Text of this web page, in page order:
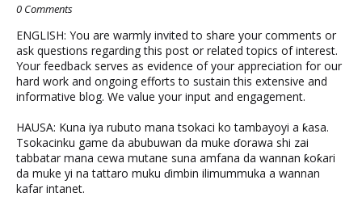
0 Comments
ENGLISH: You are warmly invited to share your comments or
ask questions regarding this post or related topics of interest.
Your feedback serves as evidence of your appreciation for our
hard work and ongoing efforts to sustain this extensive and
informative blog. We value your input and engagement.
HAUSA: Kuna iya rubuto mana tsokaci ko tambayoyi a ƙasa.
Tsokacinku game da abubuwan da muke ɗorawa shi zai
tabbatar mana cewa mutane suna amfana da wannan ƙoƙari
da muke yi na tattaro muku ɗimbin ilimummuka a wannan
kafar intanet.